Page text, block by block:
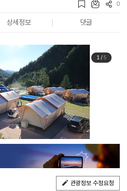
0
상세정보 댓글
1/ 5
관광정보 수정요청